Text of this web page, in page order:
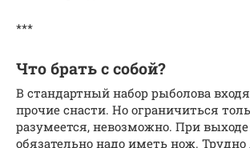
***
Что брать с собой?
В стандартный набор рыболова
прочие снасти. Но ограничиться
разумеется, невозможно. При
обязательно надо иметь нож.